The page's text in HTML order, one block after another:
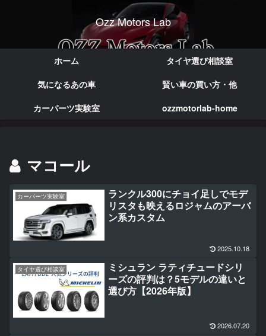
実体験で語る本音のカー情報
Ozz Motors Lab
ホーム
タイヤ選び相談室
気になるあの車
賢い車の買い方・他
カーパーツ実験室
ozzmotorlab-home
マコール
カーパーツ実験室
ランクル300にチョイ足しでモデ
リスタも映えるロジャムのアーバ
ン系カスタム
2025.10.18
タイヤ選び相談室
ミシュラン ラティチュードシリ
ーズの評判は？5モデルの違いと
選び方【2026年版】
2026.07.20